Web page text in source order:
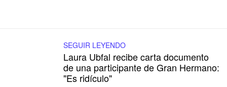
SEGUIR LEYENDO
Laura Ubfal recibe carta documento
de una participante de Gran Hermano:
"Es ridículo"